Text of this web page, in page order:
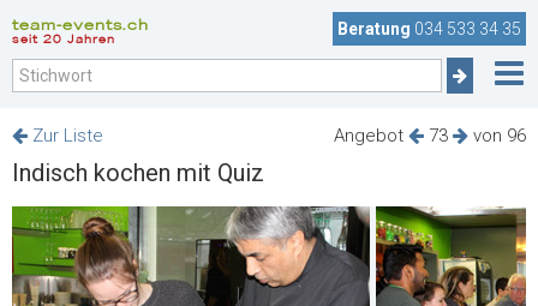
team-events.ch
seit 20 Jahren
Beratung 034 533 34 35
Angebot 73 von 96
Zur Liste
Indisch kochen mit Quiz